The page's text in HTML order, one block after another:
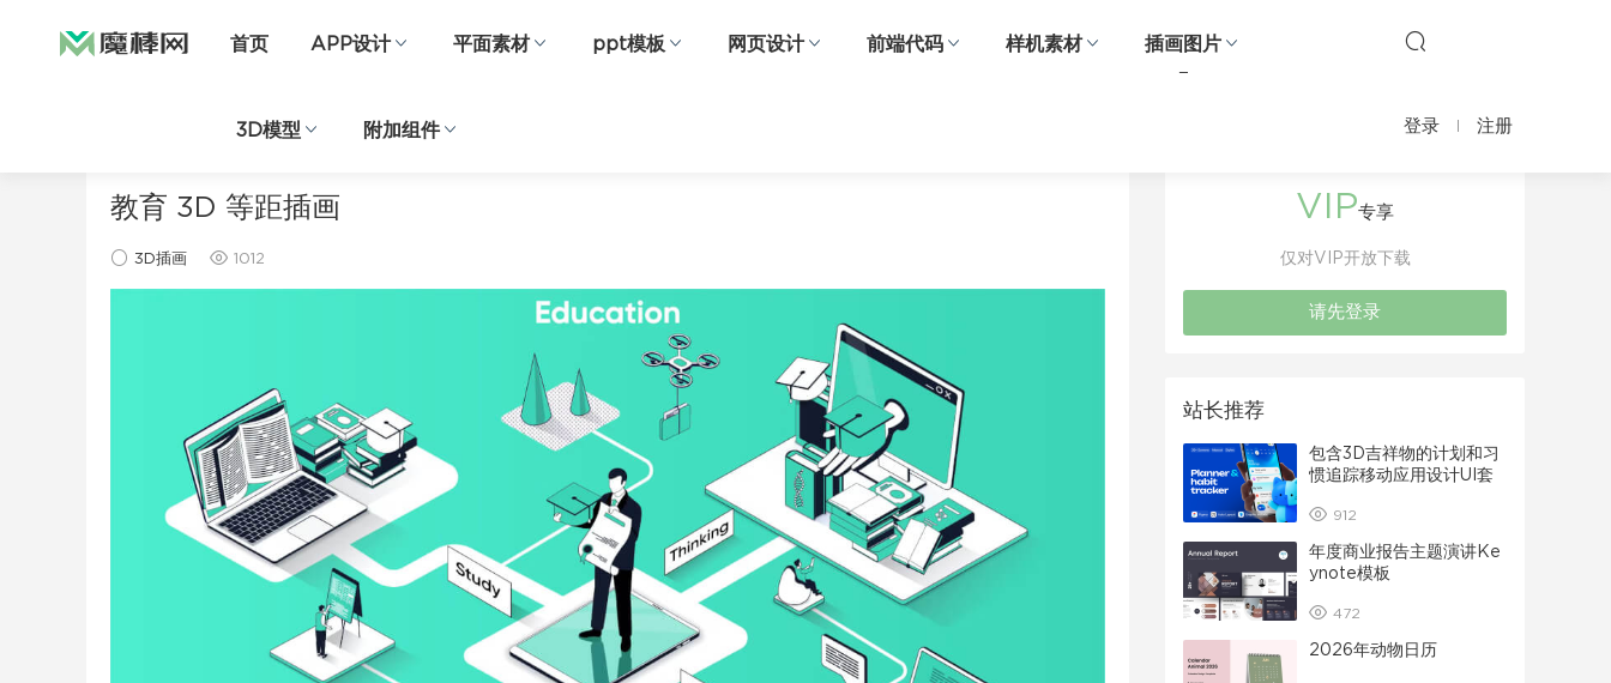
首页 APP设计 平面素材 ppt模板 网页设计 前端代码 样机素材 插画图片
3D模型 附加组件 登录 注册
插画图片 3D插画 正文
教育 3D 等距插画
3D插画 1012
VIP专享
仅对VIP开放下载
请先登录
站长推荐
包含3D吉祥物的计划和习
惯追踪移动应用设计UI套
912
年度商业报告主题演讲Ke
ynote模板
472
2026年动物日历